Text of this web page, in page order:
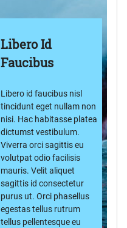
Libero Id
Faucibus
Libero id faucibus nisl
tincidunt eget nullam non
nisi. Hac habitasse platea
dictumst vestibulum.
Viverra orci sagittis eu
volutpat odio facilisis
mauris. Velit aliquet
sagittis id consectetur
purus ut. Orci phasellus
egestas tellus rutrum
tellus pellentesque eu